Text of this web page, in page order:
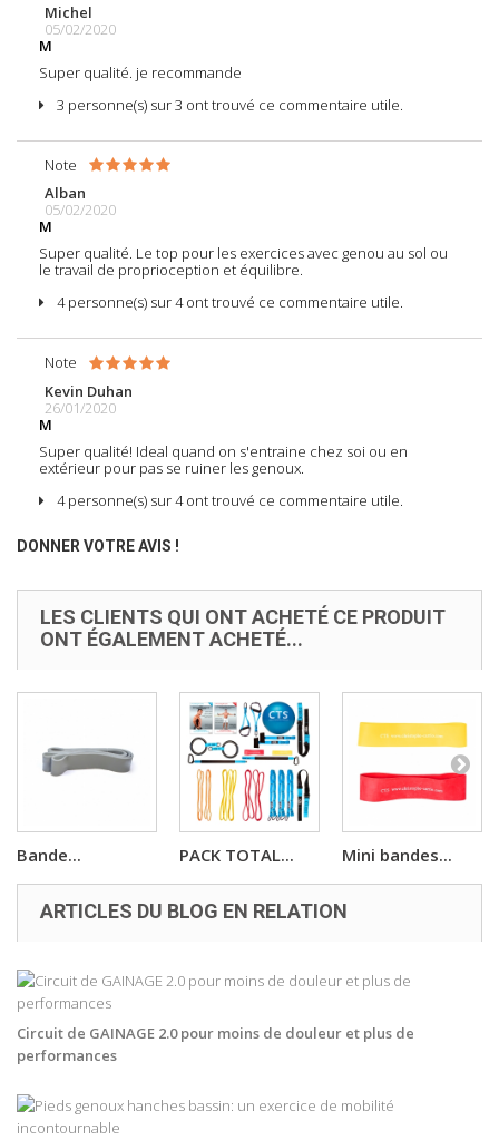
Michel
05/02/2020
M
Super qualité. je recommande
3 personne(s) sur 3 ont trouvé ce commentaire utile.
Note
Alban
05/02/2020
M
Super qualité. Le top pour les exercices avec genou au sol ou
le travail de proprioception et équilibre.
4 personne(s) sur 4 ont trouvé ce commentaire utile.
Note
Kevin Duhan
26/01/2020
M
Super qualité! Ideal quand on s'entraine chez soi ou en
extérieur pour pas se ruiner les genoux.
4 personne(s) sur 4 ont trouvé ce commentaire utile.
DONNER VOTRE AVIS !
LES CLIENTS QUI ONT ACHETÉ CE PRODUIT
ONT ÉGALEMENT ACHETÉ...
Bande... PACK TOTAL... Mini bandes...
ARTICLES DU BLOG EN RELATION
Circuit de GAINAGE 2.0 pour moins de douleur et plus de
performances